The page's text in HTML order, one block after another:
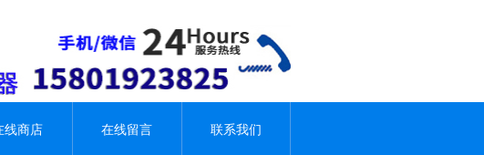
线商店 在线留言 联系我们